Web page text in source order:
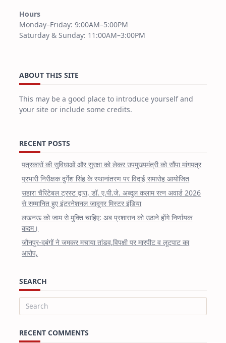
Hours
Monday–Friday: 9:00AM–5:00PM
Saturday & Sunday: 11:00AM–3:00PM
ABOUT THIS SITE
This may be a good place to introduce yourself and
your site or include some credits.
RECENT POSTS
पत्रकारों की सुविधाओं और सुरक्षा को लेकर उपमुख्यमंत्री को सौंपा मांगपत्र
प्रभारी निरीक्षक दुर्गेश सिंह के स्थानांतरण पर विदाई समारोह आयोजित
सहारा चैरिटेबल ट्रस्ट द्वारा, डॉ. ए.पी.जे. अब्दुल कलाम रत्न अवार्ड 2026
से सम्मानित हुए इंटरनेशनल जादूगर मिस्टर इंडिया
लखनऊ को जाम से मुक्ति चाहिए: अब प्रशासन को उठाने होंगे निर्णायक
कदम।
जौनपुर-दबंगों ने जमकर मचाया तांडव,विपक्षी पर मारपीट व लूटपाट का
आरोप,
SEARCH
Search
RECENT COMMENTS